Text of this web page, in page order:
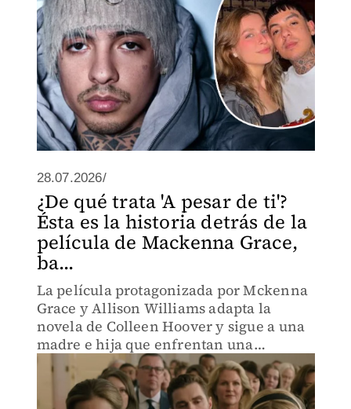
28.07.2026/
¿De qué trata 'A pesar de ti'?
Ésta es la historia detrás de la
película de Mackenna Grace,
ba...
La película protagonizada por Mckenna
Grace y Allison Williams adapta la
novela de Colleen Hoover y sigue a una
madre e hija que enfrentan una
devastadora pérdida y un secreto
familiar que cambiará sus vidas para
siempre.